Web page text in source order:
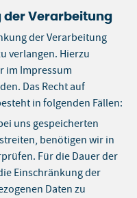
der Verarbeitung
der Verarbeitung
verlangen. Hierzu
im Impressum
Das Recht auf
in folgenden Fällen:
uns gespeicherten
benötigen wir in
Für die Dauer der
Einschränkung der
Daten zu